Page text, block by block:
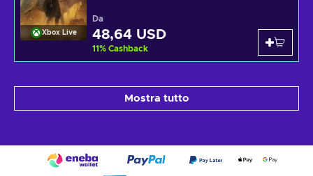
Xbox Live
Da
48,64 USD
11% Cashback
Mostra tutto